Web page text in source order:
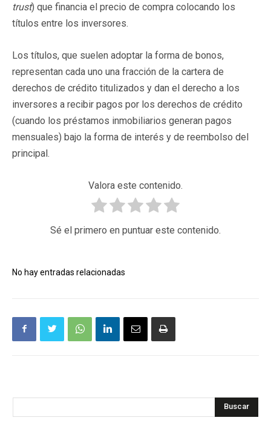
trust) que financia el precio de compra colocando los
títulos entre los inversores.
Los títulos, que suelen adoptar la forma de bonos,
representan cada uno una fracción de la cartera de
derechos de crédito titulizados y dan el derecho a los
inversores a recibir pagos por los derechos de crédito
(cuando los préstamos inmobiliarios generan pagos
mensuales) bajo la forma de interés y de reembolso del
principal.
Valora este contenido.
Sé el primero en puntuar este contenido.
No hay entradas relacionadas
Buscar